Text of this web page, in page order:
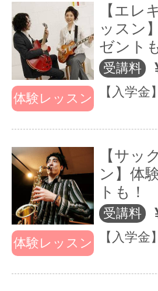
お正月～お花見～浴
～和楽器LIVEやバン
ハロウィンパーティ
スパーティー、チャ
ントなどを通じて、
普段のレッスン後
も有り、音楽仲間と
らくつろぎの時間を
体験レッスン
【エレ
ッスン
ゼント
受講料
【入学
体験レッスン
【サッ
ン】体
トも！
受講料
【入学